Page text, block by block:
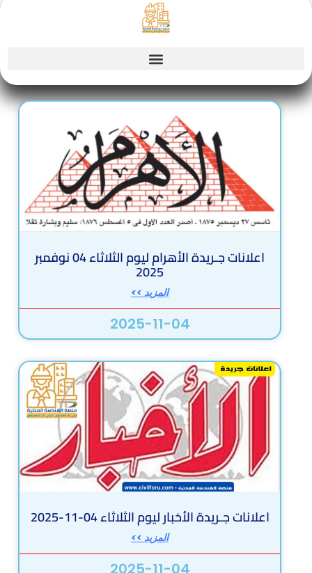
اعلانات جـريدة الأهرام ليوم الثلاثاء 04 نوفمبر
2025
المزيد >>
2025-11-04
اعلانات جـريدة الأخبار ليوم الثلاثاء 04-11-2025
المزيد >>
2025-11-04
Page
PagePagePagePage